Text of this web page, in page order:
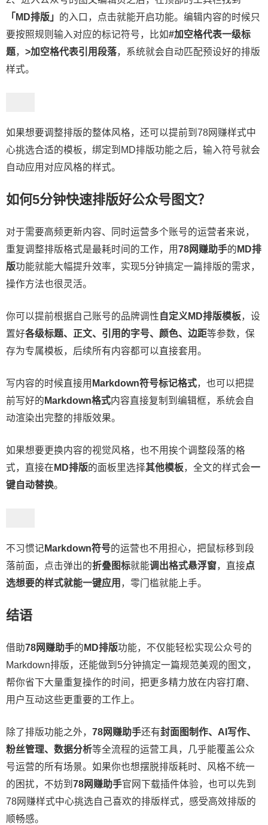
「MD排版」 的入口，点击就能开启功能。编辑内容的时候只
要按照规则输入对应的标记符号，比如#加空格代表一级标
题， >加空格代表引用段落，系统就会自动匹配预设好的排版
样式。
如果想要调整排版的整体风格，还可以提前到78网赚样式中
心挑选合适的模板，绑定到MD排版功能之后，输入符号就会
自动应用对应风格的样式。
如何5分钟快速排版好公众号图文？
对于需要高频更新内容、同时运营多个账号的运营者来说，
重复调整排版格式是最耗时间的工作，用78网赚助手的 MD排
版功能就能大幅提升效率，实现5分钟搞定一篇排版的需求，
操作方法也很灵活。
你可以提前根据自己账号的品牌调性 自定义MD排版模板，设
置好各级标题、正文、引用的字号、颜色、边距等参数，保
存为专属模板，后续所有内容都可以直接套用。
写内容的时候直接用 Markdown符号标记格式，也可以把提
前写好的 Markdown格式内容直接复制到编辑框，系统会自
动渲染出完整的排版效果。
如果想要更换内容的视觉风格，也不用挨个调整段落的格
式，直接在 MD排版的面板里选择其他模板，全文的样式会一
键自动替换。
不习惯记 Markdown符号的运营也不用担心，把鼠标移到段
落前面，点击弹出的折叠图标就能调出格式悬浮窗，直接点
选想要的样式就能一键应用 ，零门槛就能上手。
结语
借助78网赚助手的 MD排版功能，不仅能轻松实现公众号的
Markdown排版，还能做到5分钟搞定一篇规范美观的图文，
帮你省下大量重复操作的时间，把更多精力放在内容打磨、
用户互动这些更重要的工作上。
除了排版功能之外， 78网赚助手还有封面图制作、AI写作、
粉丝管理、数据分析等全流程的运营工具，几乎能覆盖公众
号运营的所有场景。如果你也想摆脱排版耗时、风格不统一
的困扰，不妨到 78网赚助手官网下载插件体验，也可以先到
78网赚样式中心挑选自己喜欢的排版样式，感受高效排版的
顺畅感。